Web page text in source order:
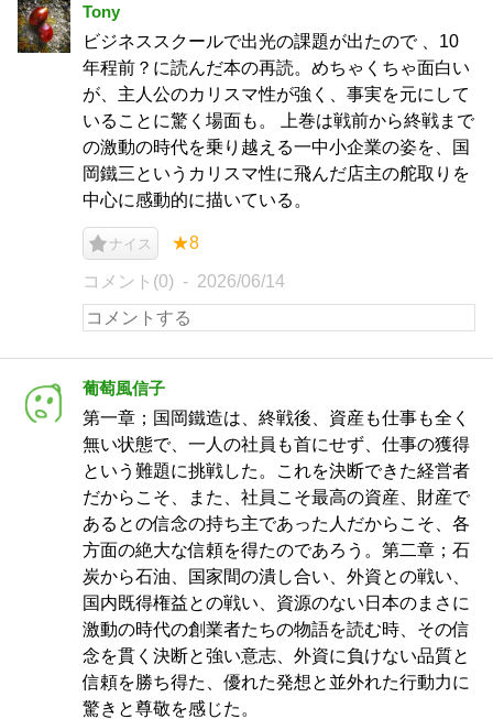
Tony
ビジネススクールで出光の課題が出たので 、10
年程前？に読んだ本の再読。めちゃくちゃ面白い
が、主人公のカリスマ性が強く、事実を元にして
いることに驚く場面も。 上巻は戦前から終戦まで
の激動の時代を乗り越える一中小企業の姿を、国
岡鐵三というカリスマ性に飛んだ店主の舵取りを
中心に感動的に描いている。
ナイス ★8
コメント(0) 2026/06/14
葡萄風信子
第一章；国岡鐵造は、終戦後、資産も仕事も全く
無い状態で、一人の社員も首にせず、仕事の獲得
という難題に挑戦した。これを決断できた経営者
だからこそ、また、社員こそ最高の資産、財産で
あるとの信念の持ち主であった人だからこそ、各
方面の絶大な信頼を得たのであろう。第二章；石
炭から石油、国家間の潰し合い、外資との戦い、
国内既得権益との戦い、資源のない日本のまさに
激動の時代の創業者たちの物語を読む時、その信
念を貫く決断と強い意志、外資に負けない品質と
信頼を勝ち得た、優れた発想と並外れた行動力に
驚きと尊敬を感じた。